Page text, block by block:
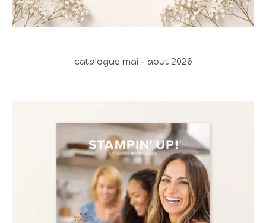
catalogue mai - aout 2026